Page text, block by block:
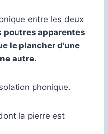
entre les deux
poutres apparentes
le plancher d’une
autre.
phonique.
la pierre est